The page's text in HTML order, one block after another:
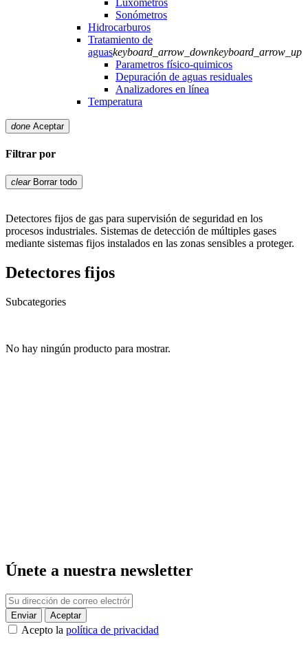
Sonómetros
Hidrocarburos
Tratamiento de
aguaskeyboard_arrow_downkeyboard_arrow_up
Parametros físico-quimicos
Depuración de aguas residuales
Analizadores en línea
Temperatura
done Aceptar
Filtrar por
clear Borrar todo
Detectores fijos de gas para supervisión de seguridad en los
procesos industriales. Sistemas de detección de múltiples gases
mediante sistemas fijos instalados en las zonas sensibles a proteger.
Detectores fijos
Subcategories
No hay ningún producto para mostrar.
Únete a nuestra newsletter
Acepto la política de privacidad